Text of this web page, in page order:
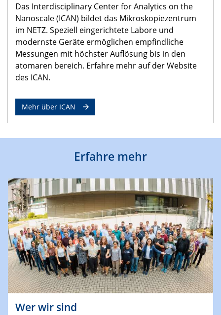
Das Interdisciplinary Center for Analytics on the
Nanoscale (ICAN) bildet das Mikroskopiezentrum
im NETZ. Speziell eingerichtete Labore und
modernste Geräte ermöglichen empfindliche
Messungen mit höchster Auflösung bis in den
atomaren bereich. Erfahre mehr auf der Website
des ICAN.
Mehr über ICAN
Erfahre mehr
Wer wir sind